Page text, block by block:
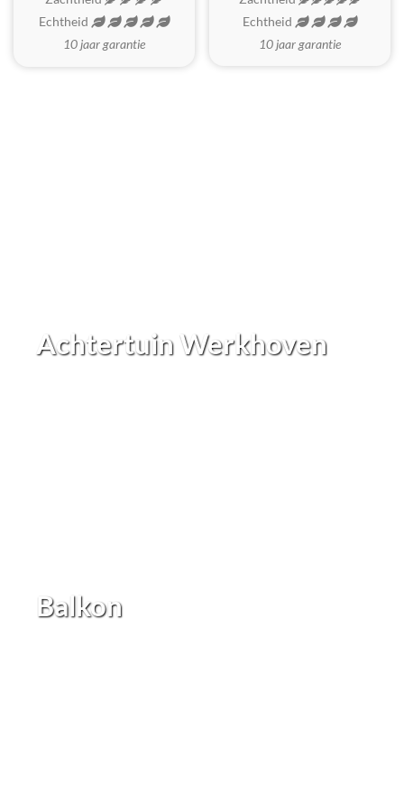
Echtheid
10 jaar garantie
Echtheid
10 jaar garantie
Achtertuin Werkhoven
Balkon